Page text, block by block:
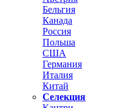
Бельгия
Канада
Россия
Польша
США
Германия
Италия
Китай
Селекция